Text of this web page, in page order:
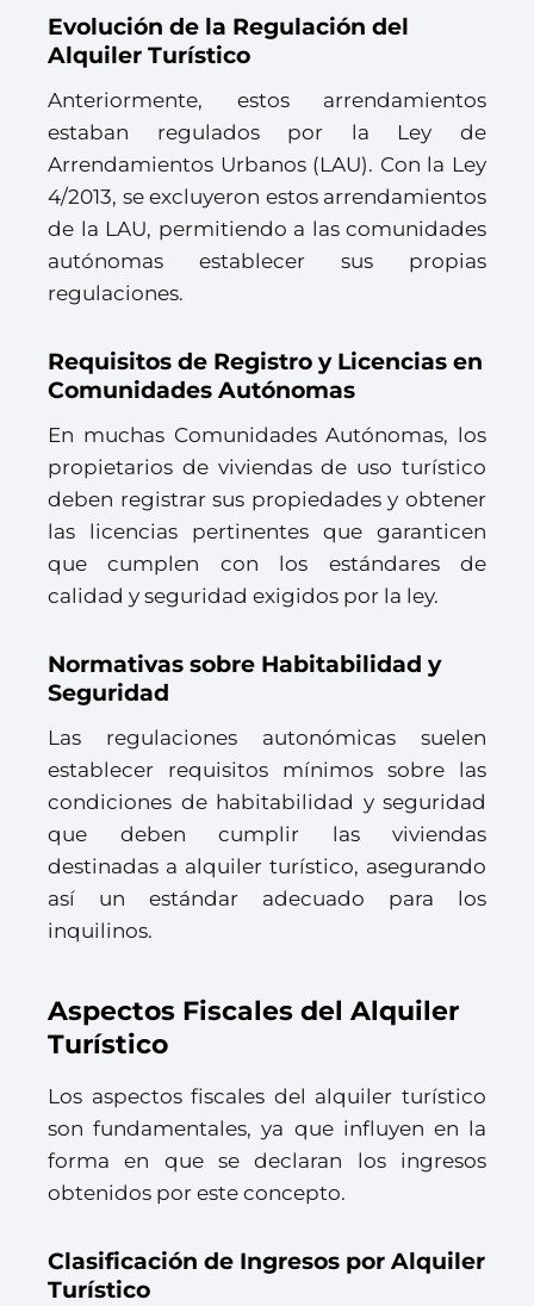
Evolución de la Regulación del
Alquiler Turístico
Anteriormente, estos arrendamientos
estaban regulados por la Ley de
Arrendamientos Urbanos (LAU). Con la Ley
4/2013, se excluyeron estos arrendamientos
de la LAU, permitiendo a las comunidades
autónomas establecer sus propias
regulaciones.
Requisitos de Registro y Licencias en
Comunidades Autónomas
En muchas Comunidades Autónomas, los
propietarios de viviendas de uso turístico
deben registrar sus propiedades y obtener
las licencias pertinentes que garanticen
que cumplen con los estándares de
calidad y seguridad exigidos por la ley.
Normativas sobre Habitabilidad y
Seguridad
Las regulaciones autonómicas suelen
establecer requisitos mínimos sobre las
condiciones de habitabilidad y seguridad
que deben cumplir las viviendas
destinadas a alquiler turístico, asegurando
así un estándar adecuado para los
inquilinos.
Aspectos Fiscales del Alquiler
Turístico
Los aspectos fiscales del alquiler turístico
son fundamentales, ya que influyen en la
forma en que se declaran los ingresos
obtenidos por este concepto.
Clasificación de Ingresos por Alquiler
Turístico